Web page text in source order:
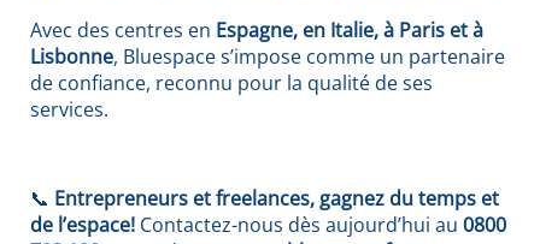
Avec des centres en Espagne, en Italie, à Paris et à
Lisbonne, Bluespace s’impose comme un partenaire
de confiance, reconnu pour la qualité de ses
services.
📞 Entrepreneurs et freelances, gagnez du temps et
de l’espace! Contactez-nous dès aujourd’hui au 0800